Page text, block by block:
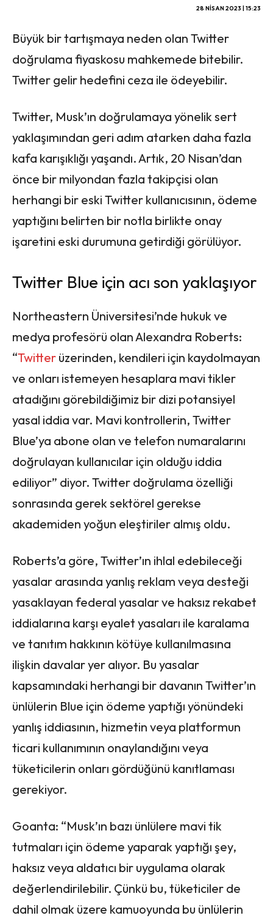
28 NISAN 2023 | 15:23
Büyük bir tartışmaya neden olan Twitter
doğrulama fiyaskosu mahkemede bitebilir.
Twitter gelir hedefini ceza ile ödeyebilir.
Twitter, Musk’ın doğrulamaya yönelik sert
yaklaşımından geri adım atarken daha fazla
kafa karışıklığı yaşandı. Artık, 20 Nisan’dan
önce bir milyondan fazla takipçisi olan
herhangi bir eski Twitter kullanıcısının, ödeme
yaptığını belirten bir notla birlikte onay
işaretini eski durumuna getirdiği görülüyor.
Twitter Blue için acı son yaklaşıyor
Northeastern Üniversitesi’nde hukuk ve
medya profesörü olan Alexandra Roberts:
“Twitter üzerinden, kendileri için kaydolmayan
ve onları istemeyen hesaplara mavi tikler
atadığını görebildiğimiz bir dizi potansiyel
yasal iddia var. Mavi kontrollerin, Twitter
Blue’ya abone olan ve telefon numaralarını
doğrulayan kullanıcılar için olduğu iddia
ediliyor” diyor. Twitter doğrulama özelliği
sonrasında gerek sektörel gerekse
akademiden yoğun eleştiriler almış oldu.
Roberts’a göre, Twitter’ın ihlal edebileceği
yasalar arasında yanlış reklam veya desteği
yasaklayan federal yasalar ve haksız rekabet
iddialarına karşı eyalet yasaları ile karalama
ve tanıtım hakkının kötüye kullanılmasına
ilişkin davalar yer alıyor. Bu yasalar
kapsamındaki herhangi bir davanın Twitter’ın
ünlülerin Blue için ödeme yaptığı yönündeki
yanlış iddiasının, hizmetin veya platformun
ticari kullanımının onaylandığını veya
tüketicilerin onları gördüğünü kanıtlaması
gerekiyor.
Goanta: “Musk’ın bazı ünlülere mavi tik
tutmaları için ödeme yaparak yaptığı şey,
haksız veya aldatıcı bir uygulama olarak
değerlendirilebilir. Çünkü bu, tüketiciler de
dahil olmak üzere kamuoyunda bu ünlülerin